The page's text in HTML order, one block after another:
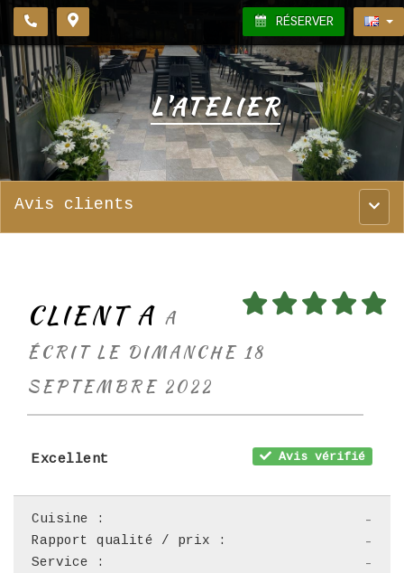
RÉSERVER
L'ATELIER
Menu
Avis clients
CLIENT A A
ÉCRIT LE DIMANCHE 18
SEPTEMBRE 2022
Avis vérifié
Excellent
-
Cuisine :
-
Rapport qualité / prix :
-
Service :